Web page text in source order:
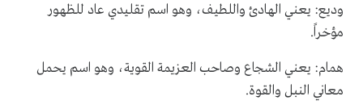
وديع: يعني الهادئ واللطيف، وهو اسم تقليدي عاد للظهور
مؤخراً.
همام: يعني الشجاع وصاحب العزيمة القوية، وهو اسم يحمل
معاني النبل والقوة.